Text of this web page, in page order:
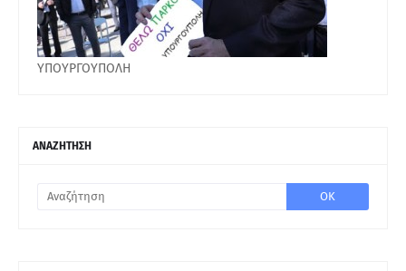
ΥΠΟΥΡΓΟΥΠΟΛΗ
ΑΝΑΖΗΤΗΣΗ